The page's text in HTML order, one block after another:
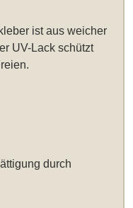
ist aus weicher
UV-Lack schützt
durch